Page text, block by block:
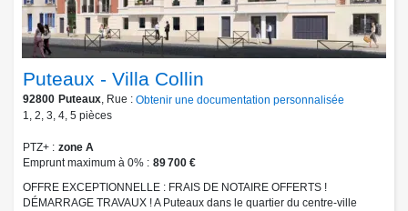
Puteaux - Villa Collin
92800 Puteaux, Rue : Obtenir une documentation personnalisée
1, 2, 3, 4, 5 pièces
PTZ+
zone A
Emprunt maximum à 0%
89 700 €
OFFRE EXCEPTIONNELLE : FRAIS DE NOTAIRE OFFERTS !
DÉMARRAGE TRAVAUX ! A Puteaux dans le quartier du centre-ville